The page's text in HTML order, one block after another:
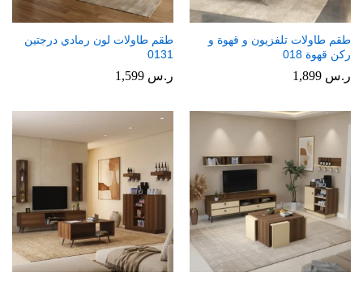
طقم طاولات تلفزيون و قهوة و
ركن قهوة 018
ر.س
طقم طاولات لون رمادي درجتين
0131
ر.س